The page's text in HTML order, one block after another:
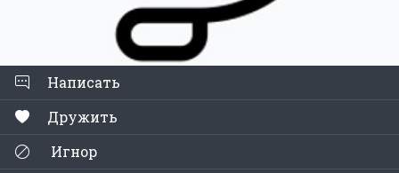
Написать
Дружить
Игнор